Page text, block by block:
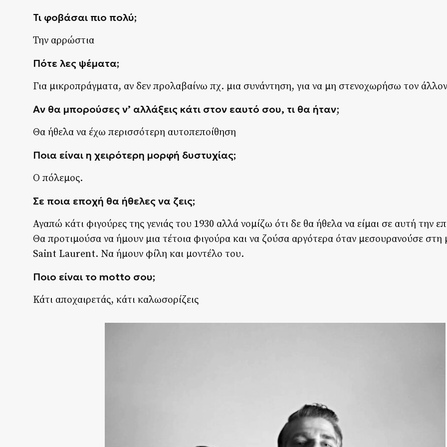
Τι φοβάσαι πιο πολύ;
Την αρρώστια
Πότε λες ψέματα;
Για μικροπράγματα, αν δεν προλαβαίνω πχ. μια συνάντηση, για να μη στενοχωρήσω τον
Αν θα μπορούσες ν’ αλλάξεις κάτι στον εαυτό σου, τι θα ήταν;
Θα ήθελα να έχω περισσότερη αυτοπεποίθηση
Ποια είναι η χειρότερη μορφή δυστυχίας;
Ο πόλεμος.
Σε ποια εποχή θα ήθελες να ζεις;
Αγαπώ κάτι φιγούρες της γενιάς του 1930 αλλά νομίζω ότι δε θα ήθελα να είμαι σε αυτή την
Θα προτιμούσα να ήμουν μια τέτοια φιγούρα και να ζούσα αργότερα όταν μεσουρανούσε στη
Saint Laurent. Να ήμουν φίλη και μοντέλο του.
Ποιο είναι το motto σου;
Κάτι αποχαιρετάς, κάτι καλωσορίζεις